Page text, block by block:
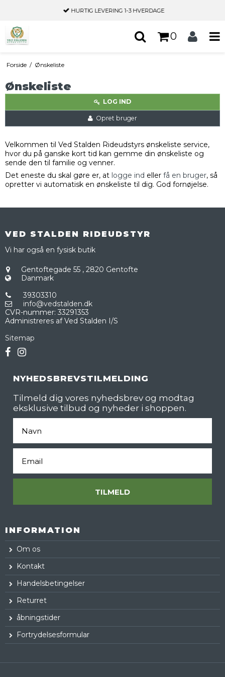
HURTIG LEVERING1-3 HVERDAGE
0
Forside / Ønskeliste
Ønskeliste
LOG IND
Opret bruger
Velkommen til Ved Stalden Rideudstyrs ønskeliste service,
hvor du på ganske kort tid kan gemme din ønskeliste og
sende den til familie og venner.
Det eneste du skal gøre er, at logge ind eller få en bruger, så
opretter vi automatisk en ønskeliste til dig. God fornøjelse.
VED STALDEN RIDEUDSTYR
Vi har også en fysisk butik
Gentoftegade 55 , 2820 Gentofte
Danmark
39303310
info@vedstalden.dk
CVR-nummer: 33291353
Administreres af Ved Stalden I/S
Sitemap
NYHEDSBREVSTILMELDING
Tilmeld dig vores nyhedsbrev og modtag
eksklusive tilbud og nyheder i shoppen.
TILMELD
INFORMATION
Om os
Kontakt
Handelsbetingelser
Returret
åbningstider
Fortrydelsesformular